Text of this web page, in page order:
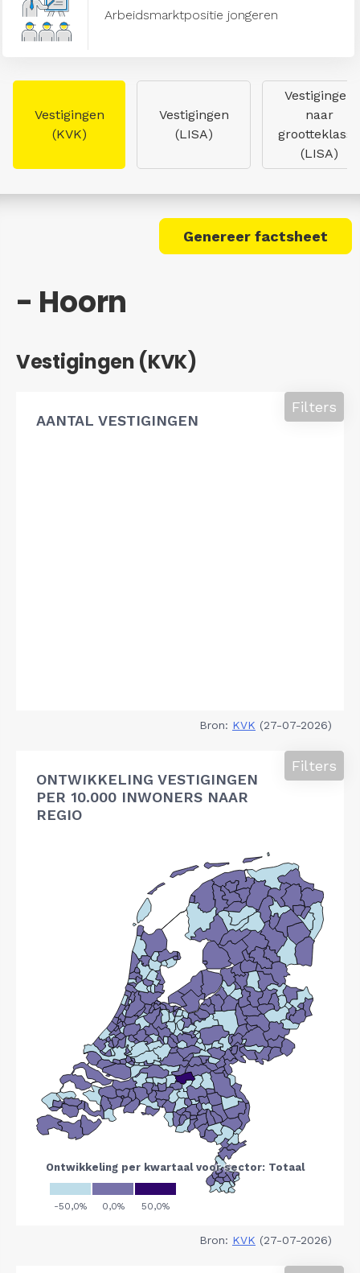
Arbeidsmarktpositie jongeren
Vestigingen
(KVK)
Vestigingen
(LISA)
Vestigingen
naar
grootteklasse
(LISA)
Genereer factsheet
- Hoorn
Vestigingen (KVK)
AANTAL VESTIGINGEN
Filters
Bron: KVK (27-07-2026)
ONTWIKKELING VESTIGINGEN
PER 10.000 INWONERS NAAR
REGIO
Filters
Bron: KVK (27-07-2026)